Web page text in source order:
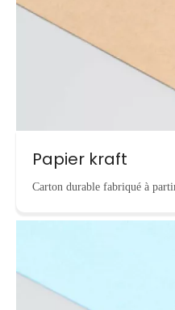
Papier kraft
Carton durable fabriqué à